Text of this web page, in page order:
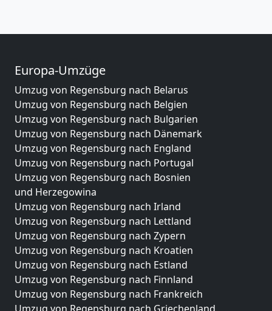
Europa-Umzüge
Umzug von Regensburg nach Belarus
Umzug von Regensburg nach Belgien
Umzug von Regensburg nach Bulgarien
Umzug von Regensburg nach Dänemark
Umzug von Regensburg nach England
Umzug von Regensburg nach Portugal
Umzug von Regensburg nach Bosnien
und Herzegowina
Umzug von Regensburg nach Irland
Umzug von Regensburg nach Lettland
Umzug von Regensburg nach Zypern
Umzug von Regensburg nach Kroatien
Umzug von Regensburg nach Estland
Umzug von Regensburg nach Finnland
Umzug von Regensburg nach Frankreich
Umzug von Regensburg nach Griechenland